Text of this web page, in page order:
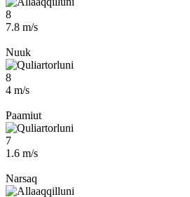
8
7.8 m/s
Nuuk
8
4 m/s
Paamiut
7
1.6 m/s
Narsaq